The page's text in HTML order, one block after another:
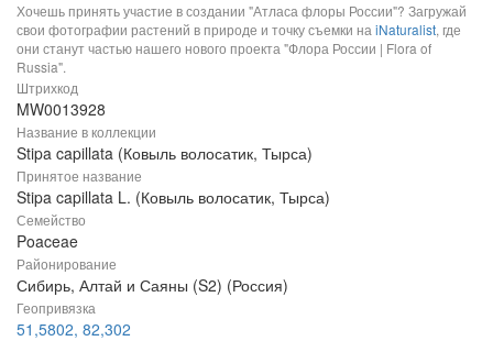
Хочешь принять участие в создании "Атласа флоры России"? Загружай
свои фотографии растений в природе и точку съемки на iNaturalist, где
они станут частью нашего нового проекта "Флора России | Flora of
Russia".
Штрихкод
MW0013928
Название в коллекции
Stipa capillata (Ковыль волосатик, Тырса)
Принятое название
Stipa capillata L. (Ковыль волосатик, Тырса)
Семейство
Poaceae
Районирование
Сибирь, Алтай и Саяны (S2) (Россия)
Геопривязка
51,5802, 82,302